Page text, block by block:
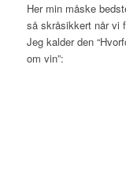
Her min måske
så skråsikkert når vi
Jeg kalder den
om vin”: